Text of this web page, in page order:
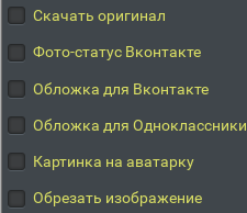
Скачать оригинал
Фото-статус Вконтакте
Обложка для Вконтакте
Обложка для Одноклассники
Картинка на аватарку
Обрезать изображение